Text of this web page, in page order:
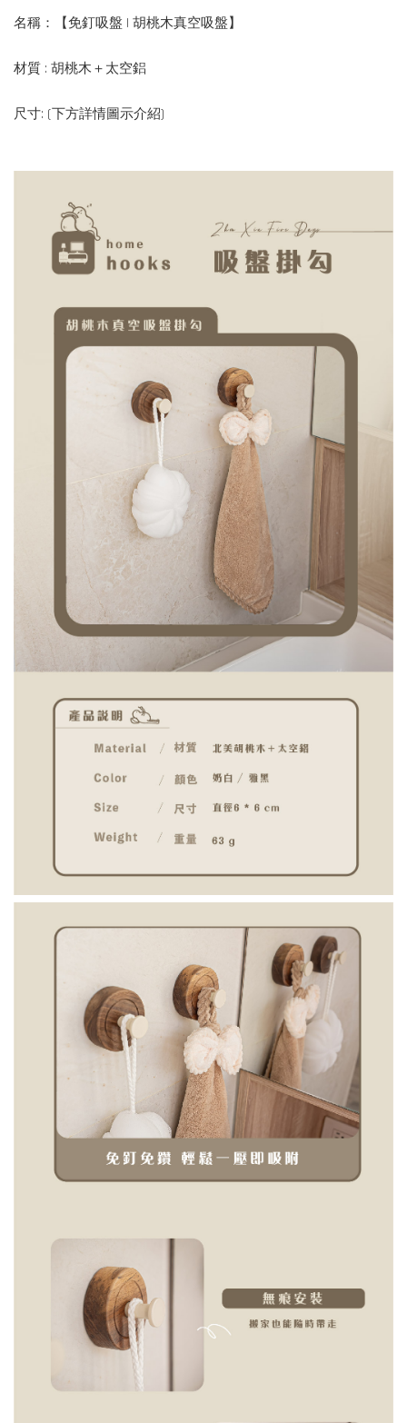
名稱：【免釘吸盤 | 胡桃木真空吸盤】
材質 : 胡桃木＋太空鋁
尺寸: (下方詳情圖示介紹)